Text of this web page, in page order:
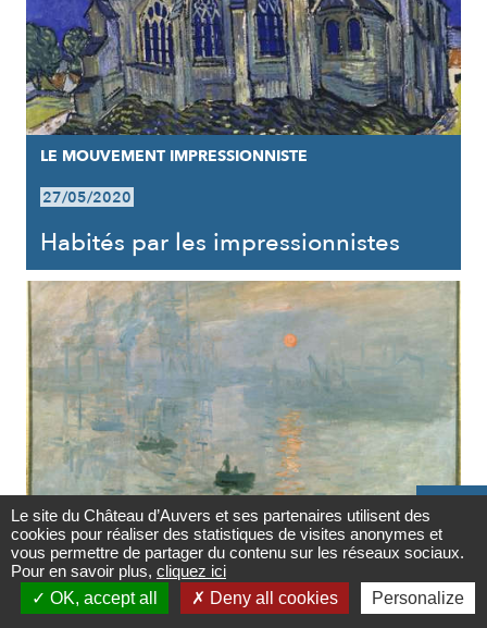
Contact

Newsletter
LE MOUVEMENT IMPRESSIONNISTE
27/05/2020
Habités par les impressionnistes
LE MOUVEMENT IMPRESSIONNISTE
27/05/2020
Le site du Château d’Auvers et ses partenaires utilisent des
cookies pour réaliser des statistiques de visites anonymes et
vous permettre de partager du contenu sur les réseaux sociaux.
Pour en savoir plus, cliquez ici
OK, accept all
Deny all cookies Personalize